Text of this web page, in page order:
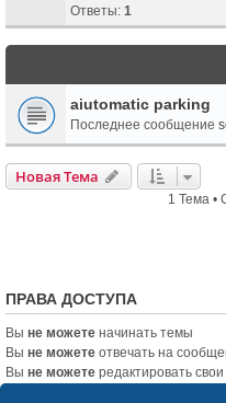
Ответы: 1
aiutomatic parking
Последнее сообщение
Новая Тема
1 Тема •
ПРАВА ДОСТУПА
Вы не можете начинать темы
Вы не можете отвечать на
Вы не можете редактировать